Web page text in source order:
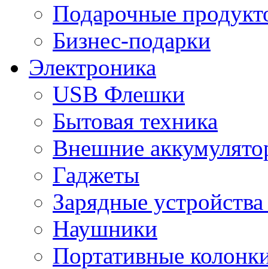
Подарочные
Бизнес-подарки
Электроника
USB Флешки
Бытовая техника
Внешние
Гаджеты
Зарядные
Наушники
Портативные